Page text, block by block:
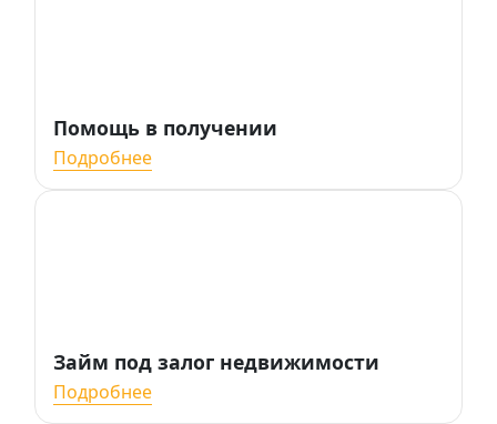
Помощь в получении
Подробнее
Займ под залог недвижимости
Подробнее